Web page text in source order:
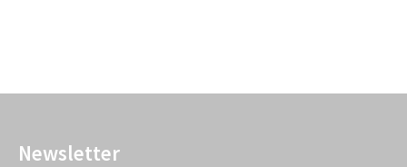
Newsletter